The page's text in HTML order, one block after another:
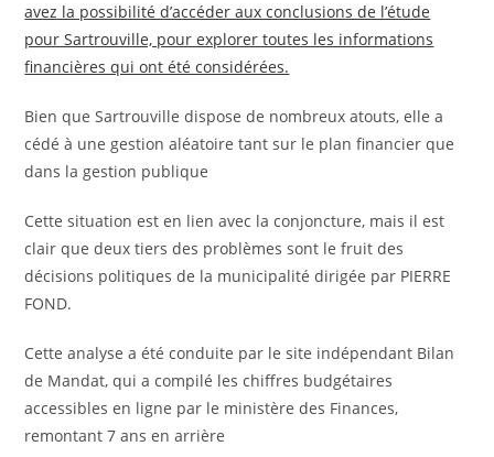
avez la possibilité d’accéder aux conclusions de l’étude
pour Sartrouville, pour explorer toutes les informations
financières qui ont été considérées.
Bien que Sartrouville dispose de nombreux atouts, elle a
cédé à une gestion aléatoire tant sur le plan financier que
dans la gestion publique
Cette situation est en lien avec la conjoncture, mais il est
clair que deux tiers des problèmes sont le fruit des
décisions politiques de la municipalité dirigée par PIERRE
FOND.
Cette analyse a été conduite par le site indépendant Bilan
de Mandat, qui a compilé les chiffres budgétaires
accessibles en ligne par le ministère des Finances,
remontant 7 ans en arrière